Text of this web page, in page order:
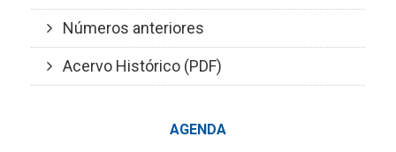
Números anteriores
Acervo Histórico (PDF)
AGENDA